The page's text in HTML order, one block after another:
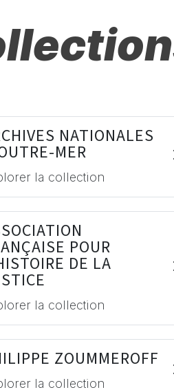
NATIONALES
MER
la collection
POUR
DE LA
la collection
ZOUMMEROFF
la collection